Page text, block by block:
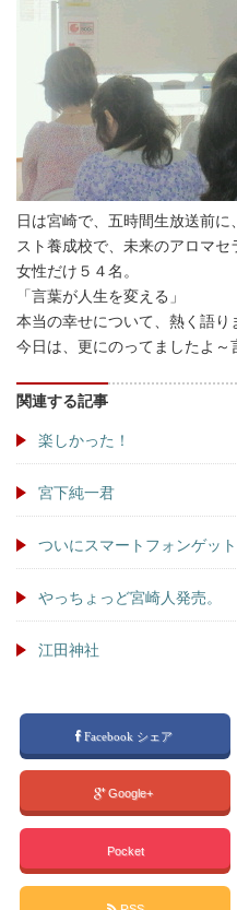
日は宮崎で、五時間生放送前
スト養成校で、未来のアロマセ
女性だけ５４名。
「言葉が人生を変える」
本当の幸せについて、熱く語り
今日は、更にのってましたよ～
関連する記事
楽しかった！
宮下純一君
ついにスマートフォンゲット
やっちょっど宮崎人発売。
江田神社
Facebook シェア
Google+
Pocket